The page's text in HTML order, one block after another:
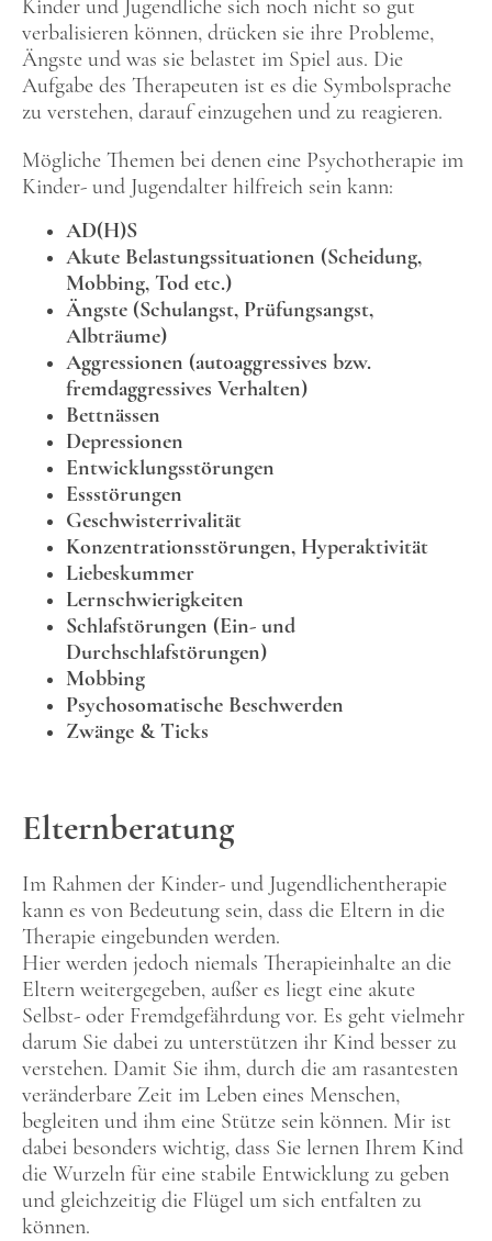
Kinder und Jugendliche sich noch nicht so gut
verbalisieren können, drücken sie ihre Probleme,
Ängste und was sie belastet im Spiel aus. Die
Aufgabe des Therapeuten ist es die Symbolsprache
zu verstehen, darauf einzugehen und zu reagieren.
Mögliche Themen bei denen eine Psychotherapie im
Kinder- und Jugendalter hilfreich sein kann:
AD(H)S
Akute Belastungssituationen (Scheidung,
Mobbing, Tod etc.)
Ängste (Schulangst, Prüfungsangst,
Albträume)
Aggressionen (autoaggressives bzw.
fremdaggressives Verhalten)
Bettnässen
Depressionen
Entwicklungsstörungen
Essstörungen
Geschwisterrivalität
Konzentrationsstörungen, Hyperaktivität
Liebeskummer
Lernschwierigkeiten
Schlafstörungen (Ein- und
Durchschlafstörungen)
Mobbing
Psychosomatische Beschwerden
Zwänge & Ticks
Elternberatung
Im Rahmen der Kinder- und Jugendlichentherapie
kann es von Bedeutung sein, dass die Eltern in die
Therapie eingebunden werden.
Hier werden jedoch niemals Therapieinhalte an die
Eltern weitergegeben, außer es liegt eine akute
Selbst- oder Fremdgefährdung vor. Es geht vielmehr
darum Sie dabei zu unterstützen ihr Kind besser zu
verstehen. Damit Sie ihm, durch die am rasantesten
veränderbare Zeit im Leben eines Menschen,
begleiten und ihm eine Stütze sein können. Mir ist
dabei besonders wichtig, dass Sie lernen Ihrem Kind
die Wurzeln für eine stabile Entwicklung zu geben
und gleichzeitig die Flügel um sich entfalten zu
können.